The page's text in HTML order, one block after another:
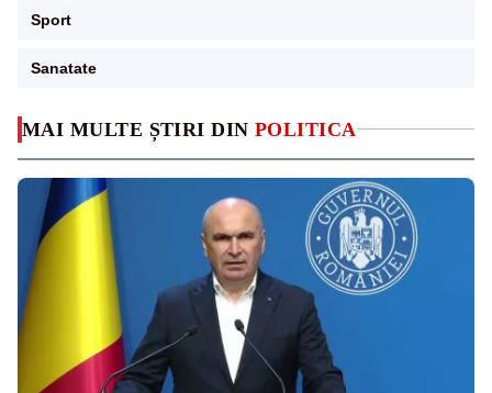
MAI MULTE ȘTIRI DIN POLITICA
Sport
Sanatate